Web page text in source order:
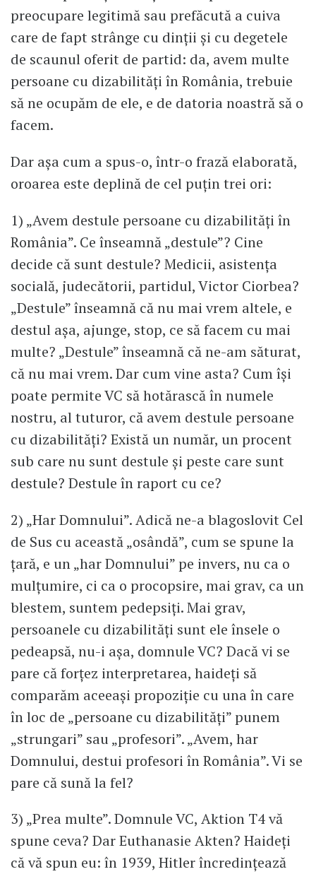
preocupare legitimă sau prefăcută a cuiva
care de fapt strânge cu dinții și cu degetele
de scaunul oferit de partid: da, avem multe
persoane cu dizabilități în România, trebuie
să ne ocupăm de ele, e de datoria noastră să o
facem.
Dar așa cum a spus-o, într-o frază elaborată,
oroarea este deplină de cel puțin trei ori:
1) „Avem destule persoane cu dizabilități în
România”. Ce înseamnă „destule”? Cine
decide că sunt destule? Medicii, asistența
socială, judecătorii, partidul, Victor Ciorbea?
„Destule” înseamnă că nu mai vrem altele, e
destul așa, ajunge, stop, ce să facem cu mai
multe? „Destule” înseamnă că ne-am săturat,
că nu mai vrem. Dar cum vine asta? Cum își
poate permite VC să hotărască în numele
nostru, al tuturor, că avem destule persoane
cu dizabilități? Există un număr, un procent
sub care nu sunt destule și peste care sunt
destule? Destule în raport cu ce?
2) „Har Domnului”. Adică ne-a blagoslovit Cel
de Sus cu această „osândă”, cum se spune la
țară, e un „har Domnului” pe invers, nu ca o
mulțumire, ci ca o procopsire, mai grav, ca un
blestem, suntem pedepsiți. Mai grav,
persoanele cu dizabilități sunt ele însele o
pedeapsă, nu-i așa, domnule VC? Dacă vi se
pare că forțez interpretarea, haideți să
comparăm aceeași propoziție cu una în care
în loc de „persoane cu dizabilități” punem
„strungari” sau „profesori”. „Avem, har
Domnului, destui profesori în România”. Vi se
pare că sună la fel?
3) „Prea multe”. Domnule VC, Aktion T4 vă
spune ceva? Dar Euthanasie Akten? Haideți
că vă spun eu: în 1939, Hitler încredințează